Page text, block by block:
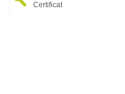
Certificat